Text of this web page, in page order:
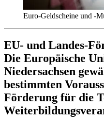
Euro-Geldscheine und -
EU- und Landes-
Die Europäische
Niedersachsen
bestimmten
Förderung für die